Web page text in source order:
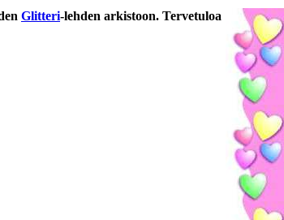
Glitteri-lehden arkistoon. Tervetuloa